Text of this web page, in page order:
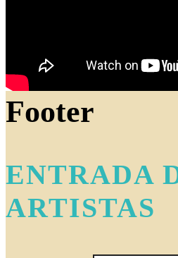
Footer
ENTRADA
ARTISTAS